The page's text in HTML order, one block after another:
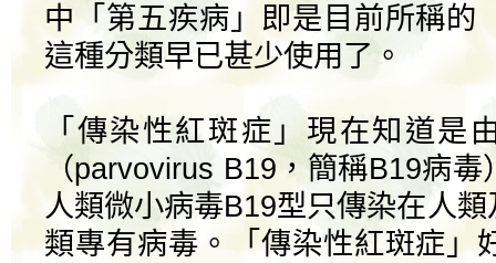
中「第五疾病」即是目前所稱的
這種分類早已甚少使用了。
「傳染性紅斑症」現在知道是
（parvovirus B19，簡稱B19病
人類微小病毒B19型只傳染在人
類專有病毒。「傳染性紅斑症」